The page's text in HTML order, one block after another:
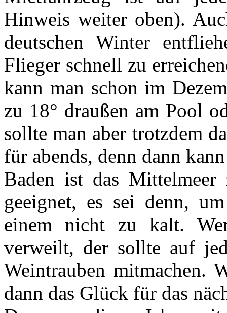
Hinweis weiter oben).
deutschen Winter
Flieger schnell zu
kann man schon im
zu 18° draußen am Pool
sollte man aber trotzdem
für abends, denn dann
Baden ist das
geeignet, es sei denn,
einem nicht zu kalt.
verweilt, der sollte auf
Weintrauben mitmachen.
dann das Glück für das